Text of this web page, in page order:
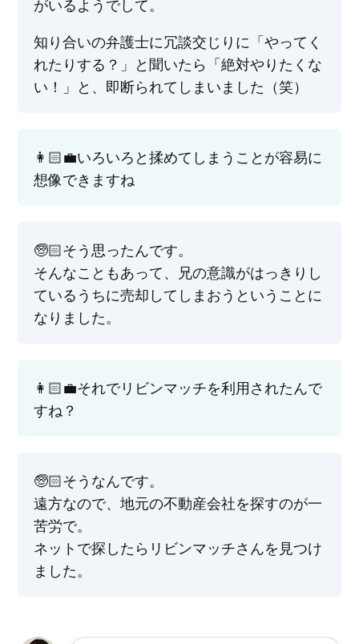
知り合いの弁護士に冗談交じりに「やってく
れたりする？」と聞いたら「絶対やりたくな
い！」と、即断られてしまいました（笑）
👩🏻‍💼いろいろと揉めてしまうことが容易に
想像できますね
🧓🏻そう思ったんです。
そんなこともあって、兄の意識がはっきりし
ているうちに売却してしまおうということに
なりました。
👩🏻‍💼それでリビンマッチを利用されたんで
すね？
🧓🏻そうなんです。
遠方なので、地元の不動産会社を探すのが一
苦労で。
ネットで探したらリビンマッチさんを見つけ
ました。